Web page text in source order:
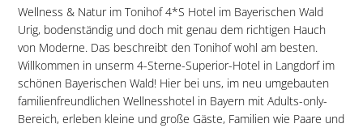
Wellness & Natur im Tonihof 4*S Hotel im Bayerischen Wald
Urig, bodenständig und doch mit genau dem richtigen Hauch
von Moderne. Das beschreibt den Tonihof wohl am besten.
Willkommen in unserm 4-Sterne-Superior-Hotel in Langdorf im
schönen Bayerischen Wald! Hier bei uns, im neu umgebauten
familien­freundlichen Wellnesshotel in Bayern mit Adults-only-
Bereich, erleben kleine und große Gäste, Familien wie Paare und